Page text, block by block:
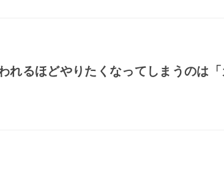
れるほどやりたくなってしまうのは「